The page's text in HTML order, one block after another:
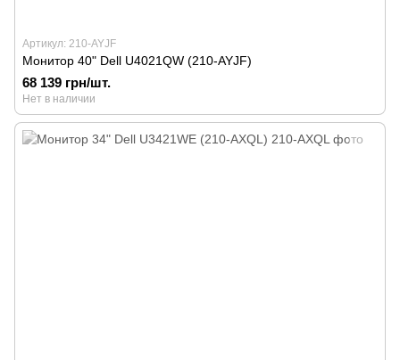
Артикул: 210-AYJF
Монитор 40" Dell U4021QW (210-AYJF)
68 139 грн/шт.
Нет в наличии